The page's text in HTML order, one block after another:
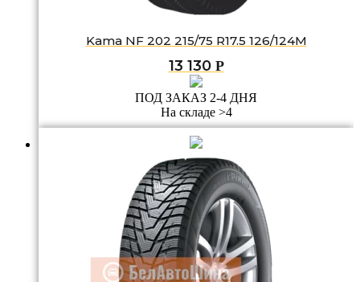
Kama NF 202 215/75 R17.5 126/124M
13 130 Р
ПОД ЗАКАЗ 2-4 ДНЯ
На складе >4